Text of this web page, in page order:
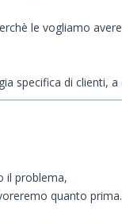
le vogliamo
specifica di clienti,
il problema,
quanto prima.